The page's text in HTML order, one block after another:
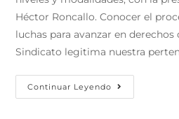
Héctor Roncallo. Conocer el
luchas para avanzar en
Sindicato legitima nuestra
Continuar Leyendo